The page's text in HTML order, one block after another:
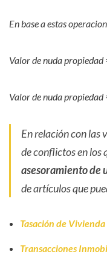
En base a estas
Valor de nuda
Valor de nuda
En relación con las
de conflictos en los
asesoramiento de
de artículos que
Tasación de Vivienda
Transacciones